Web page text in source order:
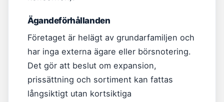
Ägandeförhållanden
Företaget är helägt av grundarfamiljen och
har inga externa ägare eller börsnotering.
Det gör att beslut om expansion,
prissättning och sortiment kan fattas
långsiktigt utan kortsiktiga